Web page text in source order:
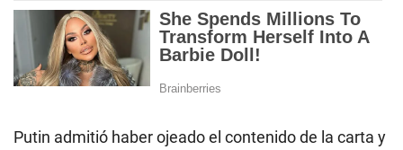
Putin admitió haber ojeado el contenido de la carta y